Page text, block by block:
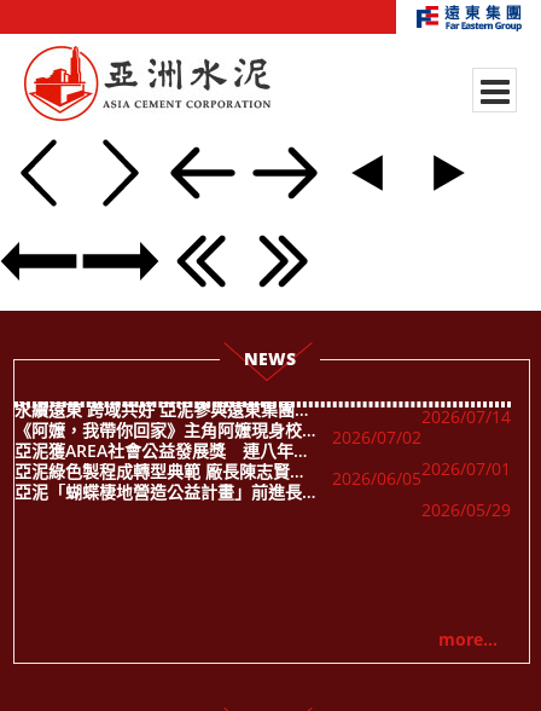
NEWS
永續遠東 跨域共好 亞泥參與遠東集團跨產業永續策展實踐 2026/07/14
《阿嬤，我帶你回家》主角阿嬤現身校園 亞泥第八屆啟發生命影展串起世代情感 2026/07/02
亞泥獲AREA社會公益發展獎 連八年獲獎再頒永續發展銀級標章
2026/07/01
亞泥綠色製程成轉型典範 廠長陳志賢獲「傑出工程師獎」 水泥業唯一 2026/06/05
亞泥「蝴蝶棲地營造公益計畫」前進長濱國中 依循在地環境打造生態棲地 推動蝴蝶廊道延伸
2026/05/29
more...